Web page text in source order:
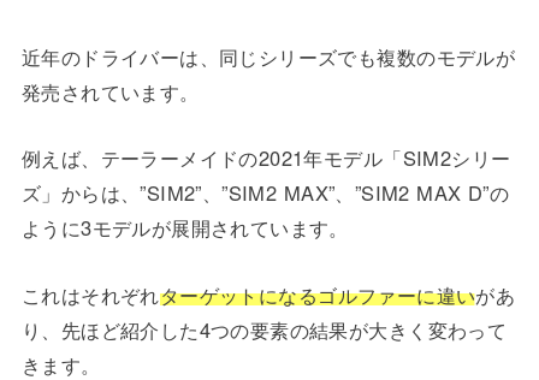
近年のドライバーは、同じシリーズでも複数のモデルが
発売されています。
例えば、テーラーメイドの2021年モデル「SIM2シリー
ズ」からは、”SIM2”、”SIM2 MAX”、”SIM2 MAX D”の
ように3モデルが展開されています。
これはそれぞれターゲットになるゴルファーに違いがあ
り、先ほど紹介した4つの要素の結果が大きく変わって
きます。